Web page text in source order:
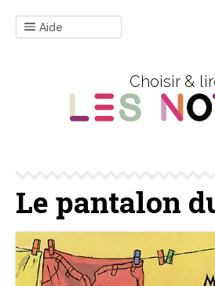
Aide
Choisir &
Le pantalon